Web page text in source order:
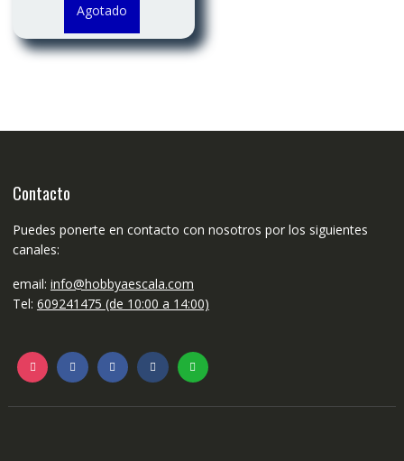
Agotado
Contacto
Puedes ponerte en contacto con nosotros por los siguientes
canales:
email: info@hobbyaescala.com
Tel: 609241475 (de 10:00 a 14:00)